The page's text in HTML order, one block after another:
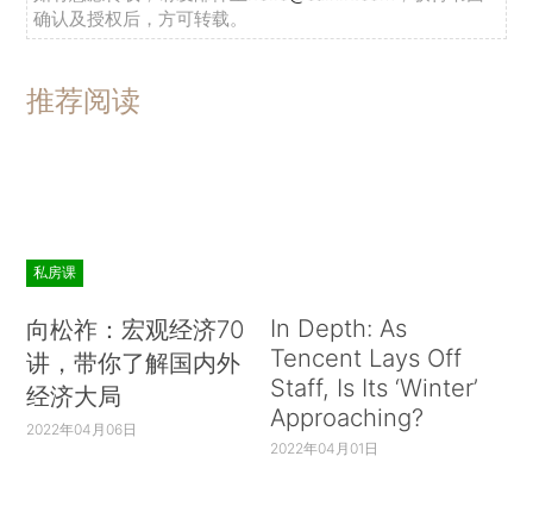
确认及授权后，方可转载。
推荐阅读
私房课
向松祚：宏观经济70
讲，带你了解国内外
经济大局
2022年04月06日
In Depth: As
Tencent Lays Off
Staff, Is Its ‘Winter’
Approaching?
2022年04月01日